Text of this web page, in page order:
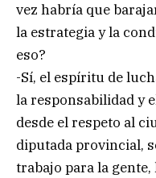
vez habría que
la estrategia y la
eso?
-Sí, el espíritu de
la responsabilidad y
desde el respeto al
diputada provincial,
trabajo para la gente,